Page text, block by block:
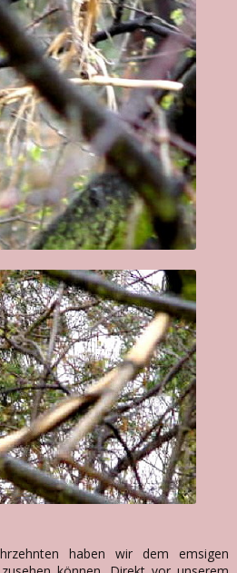
haben wir dem emsigen